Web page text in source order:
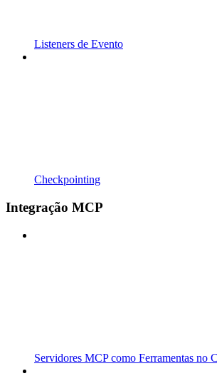
Listeners de Evento
Checkpointing
Integração MCP
Servidores MCP como Ferramentas no